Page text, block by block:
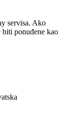
servisa. Ako
biti ponuđene kao